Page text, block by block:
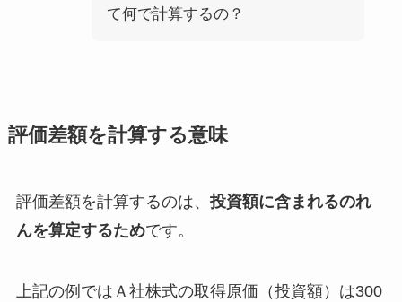
て何で計算するの？
評価差額を計算する意味
評価差額を計算するのは、 投資額に含まれるのれ
んを算定するためです。
上記の例ではＡ社株式の取得原価（投資額）は300